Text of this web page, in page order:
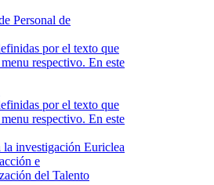
Personal de
la investigación Euriclea
e
del Talento